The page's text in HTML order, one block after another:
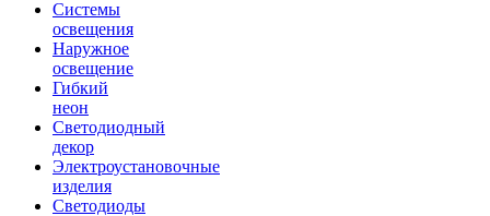
Системы
освещения
Наружное
освещение
Гибкий
неон
Светодиодный
декор
Электроустановочные
изделия
Светодиоды